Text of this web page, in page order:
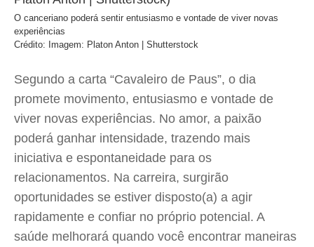
O canceriano poderá sentir entusiasmo e vontade de viver novas
experiências
Crédito: Imagem: Platon Anton | Shutterstock
Segundo a carta “Cavaleiro de Paus”, o dia
promete movimento, entusiasmo e vontade de
viver novas experiências. No amor, a paixão
poderá ganhar intensidade, trazendo mais
iniciativa e espontaneidade para os
relacionamentos. Na carreira, surgirão
oportunidades se estiver disposto(a) a agir
rapidamente e confiar no próprio potencial. A
saúde melhorará quando você encontrar maneiras